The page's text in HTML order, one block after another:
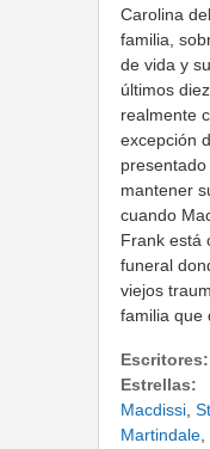
Carolina
familia,
de vida y
últimos
realmente
excepción
mantener
cuando
Frank está
funeral
viejos
familia que
Escritores:
Estrellas:
Macdissi ,
Martindale